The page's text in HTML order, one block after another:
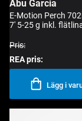
Abu Garcia
E-Motion Perch
7' 5-25 g inkl.
Pris:
REA pris:
Lägg i